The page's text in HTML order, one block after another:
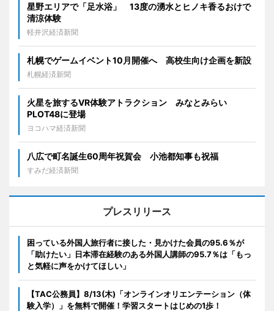
星野エリアで「足水浴」 13度の湧水とヒノキ香るおけで
清涼体験
軽井沢経済新聞
札幌でゲームイベント10月開催へ 高校生向け企画を新設
札幌経済新聞
火星を旅するVR体験アトラクション みなとみらい
PLOT48に登場
ヨコハマ経済新聞
八広で町名誕生60周年祝賀会 小池都知事も祝福
すみだ経済新聞
プレスリリース
困っている外国人旅行者に接した・見かけた会員の95.6％が
「助けたい」日本滞在経験のある外国人講師の95.7％は「もっ
と気軽に声をかけてほしい」
【TAC公務員】8/13(木)「オンラインオリエンテーション（体
験入学）」を無料で開催！学習スタートはじめの1歩！